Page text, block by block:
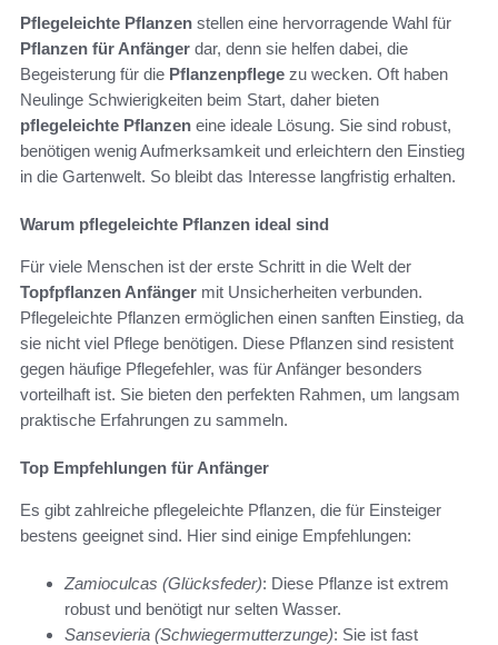
Pflegeleichte Pflanzen stellen eine hervorragende Wahl für
Pflanzen für Anfänger dar, denn sie helfen dabei, die
Begeisterung für die Pflanzenpflege zu wecken. Oft haben
Neulinge Schwierigkeiten beim Start, daher bieten
pflegeleichte Pflanzen eine ideale Lösung. Sie sind robust,
benötigen wenig Aufmerksamkeit und erleichtern den Einstieg
in die Gartenwelt. So bleibt das Interesse langfristig erhalten.
Warum pflegeleichte Pflanzen ideal sind
Für viele Menschen ist der erste Schritt in die Welt der
Topfpflanzen Anfänger mit Unsicherheiten verbunden.
Pflegeleichte Pflanzen ermöglichen einen sanften Einstieg, da
sie nicht viel Pflege benötigen. Diese Pflanzen sind resistent
gegen häufige Pflegefehler, was für Anfänger besonders
vorteilhaft ist. Sie bieten den perfekten Rahmen, um langsam
praktische Erfahrungen zu sammeln.
Top Empfehlungen für Anfänger
Es gibt zahlreiche pflegeleichte Pflanzen, die für Einsteiger
bestens geeignet sind. Hier sind einige Empfehlungen:
Zamioculcas (Glücksfeder): Diese Pflanze ist extrem
robust und benötigt nur selten Wasser.
Sansevieria (Schwiegermutterzunge): Sie ist fast